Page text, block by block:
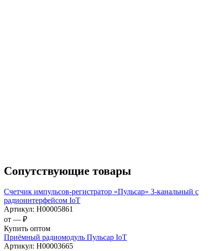
Сопутствующие товары
Счетчик импульсов-регистратор «Пульсар» 3-канальный с
радиоинтерфейсом IoT
Артикул: Н00005861
от — ₽
Купить оптом
Приёмный радиомодуль Пульсар IoT
Артикул: Н00003665